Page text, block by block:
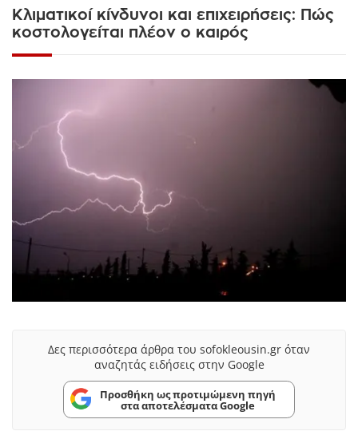
Κλιματικοί κίνδυνοι και επιχειρήσεις: Πώς
κοστολογείται πλέον ο καιρός
Δες περισσότερα άρθρα του sofokleousin.gr όταν
αναζητάς ειδήσεις στην Google
Προσθήκη ως προτιμώμενη πηγή
στα αποτελέσματα Google